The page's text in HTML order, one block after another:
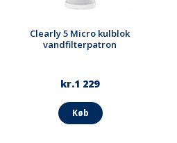
Clearly 5 Micro kulblok
vandfilterpatron
kr.1 229
Køb